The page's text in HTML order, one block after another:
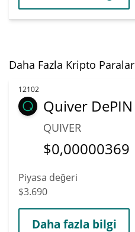
Daha Fazla Kripto Paralar
12102
Quiver DePIN
QUIVER
$0,00000369
Piyasa değeri
$3.690
Daha fazla bilgi